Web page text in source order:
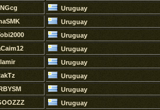
Uruguay
Uruguay
Uruguay
Uruguay
Uruguay
Uruguay
Uruguay
Uruguay